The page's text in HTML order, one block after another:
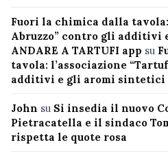
Fuori la chimica dalla
Abruzzo” contro gli
ANDARE A TARTUFI app su
tavola: l’associazione
additivi e gli aromi sintetici
John su Si insedia il nuovo
Pietracatella e il sindaco
rispetta le quote rosa